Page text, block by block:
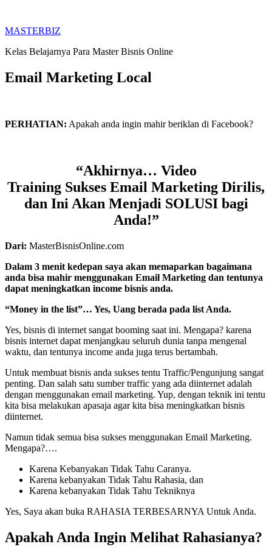
content
MASTERBIZ
Kelas Belajarnya Para Master Bisnis Online
Email Marketing Local
PERHATIAN: Apakah anda ingin mahir beriklan di Facebook?
“Akhirnya… Video
Training Sukses Email Marketing Dirilis,
dan Ini Akan Menjadi SOLUSI bagi
Anda!”
Dari: MasterBisnisOnline.com
Dalam 3 menit kedepan saya akan memaparkan bagaimana
anda bisa mahir menggunakan Email Marketing dan tentunya
dapat meningkatkan income bisnis anda.
“Money in the list”… Yes, Uang berada pada list Anda.
Yes, bisnis di internet sangat booming saat ini. Mengapa? karena
bisnis internet dapat menjangkau seluruh dunia tanpa mengenal
waktu, dan tentunya income anda juga terus bertambah.
Untuk membuat bisnis anda sukses tentu Traffic/Pengunjung sangat
penting. Dan salah satu sumber traffic yang ada diinternet adalah
dengan menggunakan email marketing. Yup, dengan teknik ini tentu
kita bisa melakukan apasaja agar kita bisa meningkatkan bisnis
diinternet.
Namun tidak semua bisa sukses menggunakan Email Marketing.
Mengapa?….
Karena Kebanyakan Tidak Tahu Caranya.
Karena kebanyakan Tidak Tahu Rahasia, dan
Karena kebanyakan Tidak Tahu Tekniknya
Yes, Saya akan buka RAHASIA TERBESARNYA Untuk Anda.
Apakah Anda Ingin Melihat Rahasianya?